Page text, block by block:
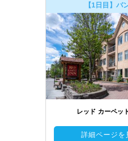
【1日目】バ
レッド カーペッ
詳細ページを